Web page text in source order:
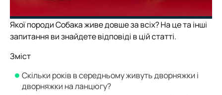
Якої породи Собака живе довше за всіх? На це та інші
запитання ви знайдете відповіді в цій статті.
Зміст
Скільки років в середньому живуть дворняжки і
дворняжки на ланцюгу?